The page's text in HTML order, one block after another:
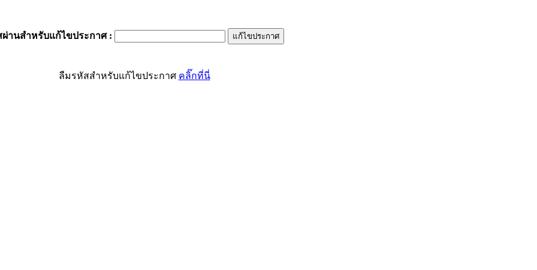
ผ่านสำหรับแก้ไขประกาศ:
ลืมรหัสสำหรับแก้ไขประกาศ คลิ๊กที่นี่